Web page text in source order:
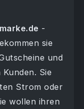
-
sie
und
Sie
Strom oder
wollen ihren